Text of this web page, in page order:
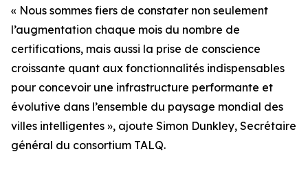
« Nous sommes fiers de constater non seulement
l’augmentation chaque mois du nombre de
certifications, mais aussi la prise de conscience
croissante quant aux fonctionnalités indispensables
pour concevoir une infrastructure performante et
évolutive dans l’ensemble du paysage mondial des
villes intelligentes », ajoute Simon Dunkley, Secrétaire
général du consortium TALQ.